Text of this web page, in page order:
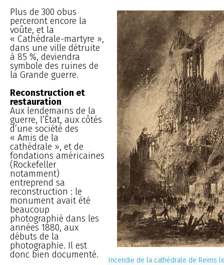
Incendie de la cathédrale de Reims
Plus de 300 obus
perceront encore la
voûte, et la
« Cathédrale-martyre »,
dans une ville détruite
à 85 %, deviendra
symbole des ruines de
la Grande guerre.
Reconstruction et
restauration
Aux lendemains de la
guerre, l’État, aux côtés
d’une société des
« Amis de la
cathédrale », et de
fondations américaines
(Rockefeller
notamment)
entreprend sa
reconstruction : le
monument avait été
beaucoup
photographié dans les
années 1880, aux
débuts de la
photographie. Il est
donc bien documenté.